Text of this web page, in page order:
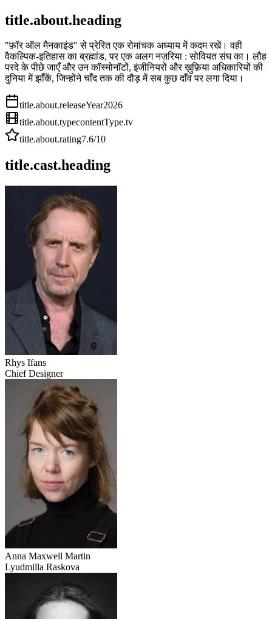
title.about.heading
"फ़ॉर ऑल मैनकाइंड" से प्रेरित एक रोमांचक अध्याय में कदम रखें। वही
वैकल्पिक-इतिहास का ब्रह्मांड, पर एक अलग नज़रिया : सोवियत संघ का। लौह
परदे के पीछे जाएँ और उन कॉस्मोनॉटों, इंजीनियरों और ख़ुफ़िया अधिकारियों की
दुनिया में झाँकें, जिन्होंने चाँद तक की दौड़ में सब कुछ दाँव पर लगा दिया।
title.about.releaseYear2026
title.about.typecontentType.tv
title.about.rating7.6/10
title.cast.heading
Rhys Ifans
Chief Designer
Anna Maxwell Martin
Lyudmilla Raskova